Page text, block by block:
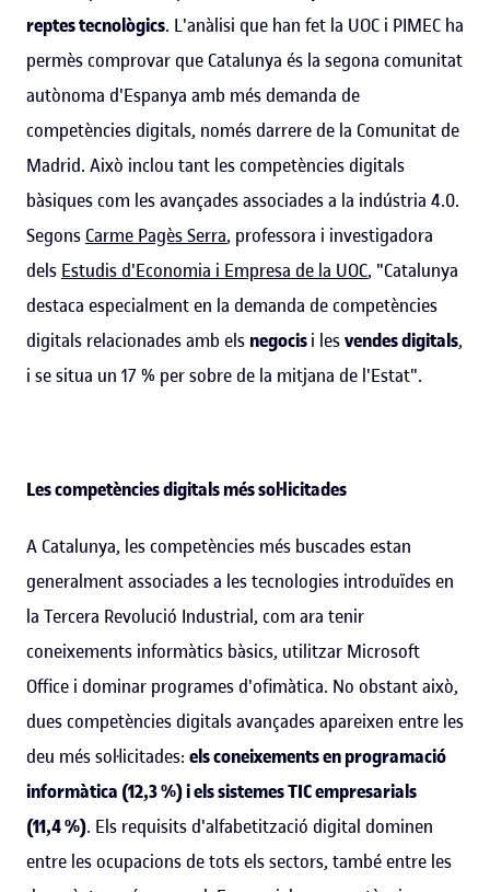
reptes tecnològics. L'anàlisi que han fet la UOC i PIMEC ha
permès comprovar que Catalunya és la segona comunitat
autònoma d'Espanya amb més demanda de
competències digitals, només darrere de la Comunitat de
Madrid. Això inclou tant les competències digitals
bàsiques com les avançades associades a la indústria 4.0.
Segons Carme Pagès Serra, professora i investigadora
dels Estudis d'Economia i Empresa de la UOC, "Catalunya
destaca especialment en la demanda de competències
digitals relacionades amb els negocisi lesvendes digitals,
i se situa un 17 % per sobre de la mitjana de l'Estat".
Les competències digitals més sol·licitades
A Catalunya, les competències més buscades estan
generalment associades a les tecnologies introduïdes en
la Tercera Revolució Industrial, com ara tenir
coneixements informàtics bàsics, utilitzar Microsoft
Office i dominar programes d'ofimàtica. No obstant això,
dues competències digitals avançades apareixen entre les
deu més sol·licitades: els coneixements en programació
informàtica (12,3 %) i els sistemes TIC empresarials
(11,4 %). Els requisits d'alfabetització digital dominen
entre les ocupacions de tots els sectors, també entre les